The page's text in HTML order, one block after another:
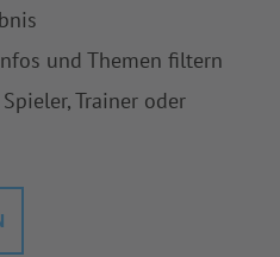
und Themen filtern
Trainer oder